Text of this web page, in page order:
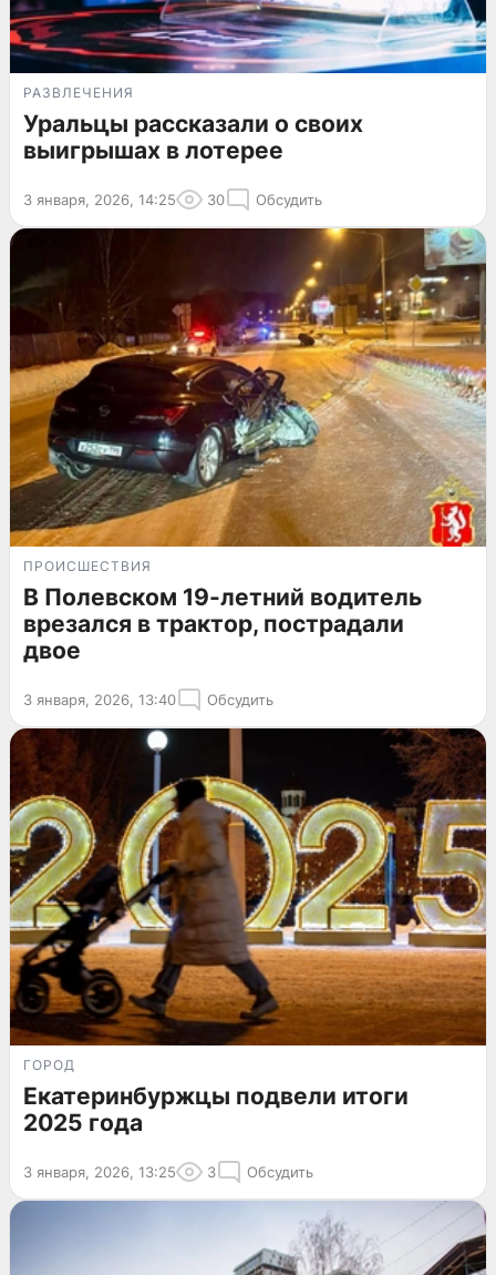
РАЗВЛЕЧЕНИЯ
Уральцы рассказали о своих
выигрышах в лотерее
3 января, 2026, 14:25 30 Обсудить
ПРОИСШЕСТВИЯ
В Полевском 19-летний водитель
врезался в трактор, пострадали
двое
3 января, 2026, 13:40 Обсудить
ГОРОД
Екатеринбуржцы подвели итоги
2025 года
3 января, 2026, 13:25 3 Обсудить